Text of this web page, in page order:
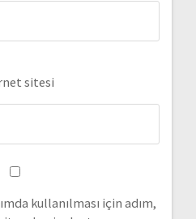
sitesi
kullanılması için adım,